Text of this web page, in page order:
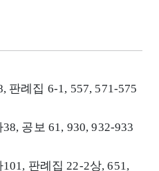
판례집 6-1, 557, 571-575
공보 61, 930, 932-933
판례집 22-2상, 651,